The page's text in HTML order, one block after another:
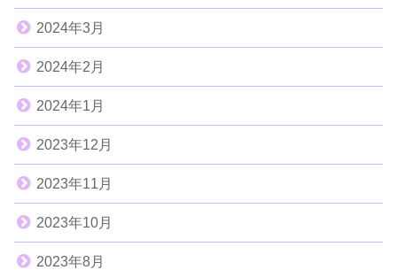
2024年3月
2024年2月
2024年1月
2023年12月
2023年11月
2023年10月
2023年8月